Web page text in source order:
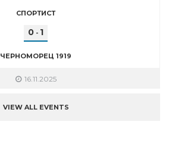
СПОРТИСТ
0 - 1
ЧЕРНОМОРЕЦ 1919
16.11.2025
VIEW ALL EVENTS